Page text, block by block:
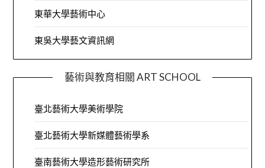
東華大學藝術中心
東吳大學藝文資訊網
藝術與教育相關 ART SCHOOL
臺北藝術大學美術學院
臺北藝術大學新媒體藝術學系
臺南藝術大學造形藝術研究所